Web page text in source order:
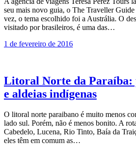
seu mais novo guia, o The Traveller Guide
vez, o tema escolhido foi a Austrália. O
visitado por brasileiros, é uma das…
1 de fevereiro de 2016
Litoral Norte da Paraíba:
e aldeias indígenas
O litoral norte paraibano é muito menos
lado sul. Porém, não é menos bonito. A
Cabedelo, Lucena, Rio Tinto, Baía da
eles têm em comum as…